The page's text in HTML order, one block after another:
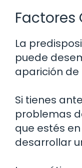
Factores
La
puede
aparición de
Si tienes
problemas
que estés
desarrollar